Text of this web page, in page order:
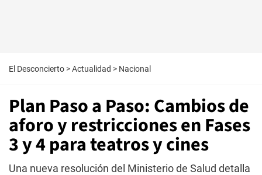
El Desconcierto >Actualidad > Nacional
Plan Paso a Paso: Cambios de
aforo y restricciones en Fases
3 y 4 para teatros y cines
Una nueva resolución del Ministerio de Salud detalla